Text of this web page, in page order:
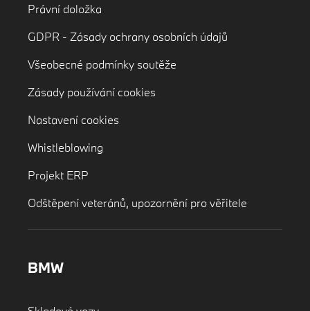
Právní doložka
GDPR - Zásady ochrany osobních údajů
Všeobecné podmínky soutěže
Zásady používání cookies
Nastavení cookies
Whistleblowing
Projekt ERP
Odštěpení veteránů, upozornění pro věřitele
BMW